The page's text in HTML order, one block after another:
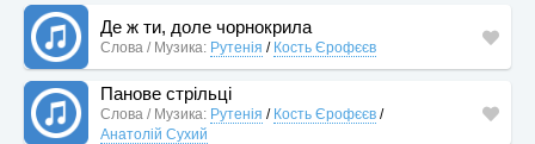
Де ж ти, доле чорнокрила
Слова / Музика: Рутенія / Кость Єрофєєв
Панове стрільці
Слова / Музика: Рутенія / Кость Єрофєєв /
Анатолій Сухий